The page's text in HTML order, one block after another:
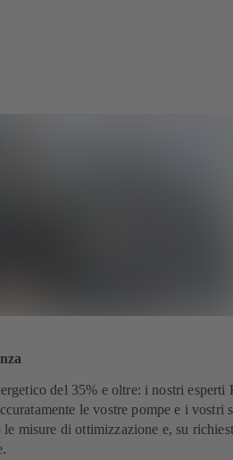
del 35% e oltre: i nostri esperti
le vostre pompe e i vostri
misure di ottimizzazione e, su